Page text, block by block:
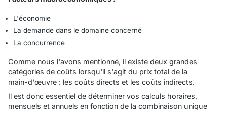
L'économie
La demande dans le domaine concerné
La concurrence
Comme nous l'avons mentionné, il existe deux grandes
catégories de coûts lorsqu'il s'agit du prix total de la
main-d'œuvre : les coûts directs et les coûts indirects.
Il est donc essentiel de déterminer vos calculs horaires,
mensuels et annuels en fonction de la combinaison unique